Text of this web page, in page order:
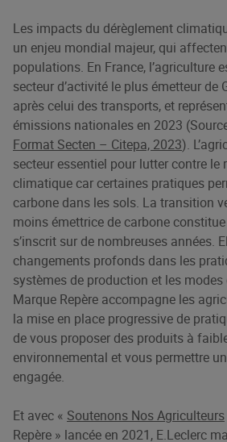
Les impacts du dérèglement
un enjeu mondial majeur, qui
populations. En France, l’agriculture
secteur d’activité le plus émetteur de
après celui des transports, et
émissions nationales en 2023
Format Secten – Citepa, 2023).
secteur essentiel pour lutter contre le
climatique car certaines pratiques
carbone dans les sols. La transition
moins émettrice de carbone
s’inscrit sur de nombreuses années.
changements profonds dans les
systèmes de production et les
Marque Repère accompagne les
la mise en place progressive de
de vous proposer des produits à
environnemental et vous permettre
engagée.
Et avec « Soutenons Nos Agriculteurs
Repère » lancée en 2021, E.Leclerc